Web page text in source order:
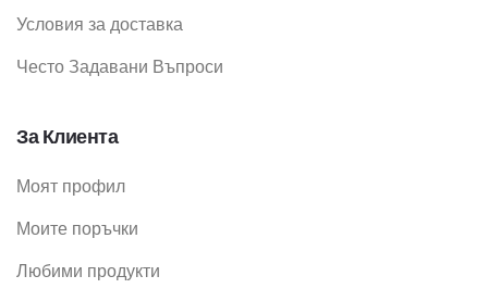
Условия за доставка
Често Задавани Въпроси
За Клиента
Моят профил
Моите поръчки
Любими продукти